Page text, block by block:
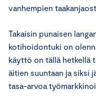
vanhempien
Takaisin punaisen
kotihoidontuki on
käyttö on tällä hetkellä
äitien suuntaan ja siksi
tasa-arvoa